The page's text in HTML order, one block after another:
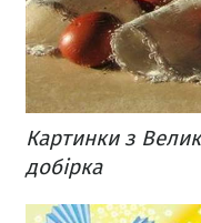
Картинки з
добірка